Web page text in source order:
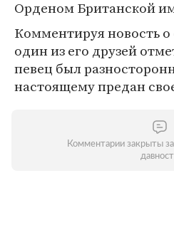
Орденом Британской
Комментируя новость
один из его друзей
певец был
настоящему предан
Комментарии закрыты